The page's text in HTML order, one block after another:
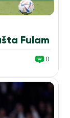
Fulam
0